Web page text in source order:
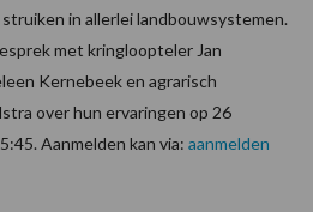
in allerlei landbouwsystemen.
met kringloopteler Jan
Kernebeek en agrarisch
over hun ervaringen op 26
Aanmelden kan via: aanmelden